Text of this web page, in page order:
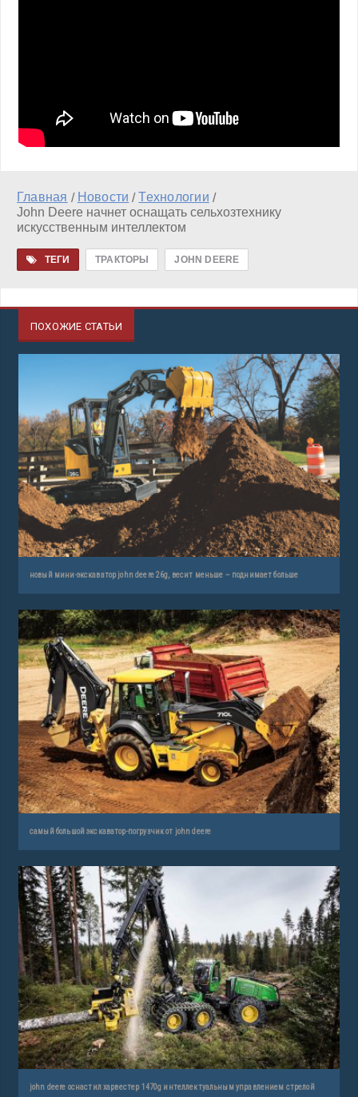
Главная / Новости /Технологии /
John Deere начнет оснащать сельхозтехнику
искусственным интеллектом
ТЕГИ ТРАКТОРЫ JOHN DEERЕ
ПОХОЖИЕ СТАТЬИ
новый мини-экскаватор john deere 26g, весит меньше – поднимает больше
самый большой экскаватор-погрузчик от john deere
john deere оснастил харвестер 1470g интеллектуальным управлением стрелой